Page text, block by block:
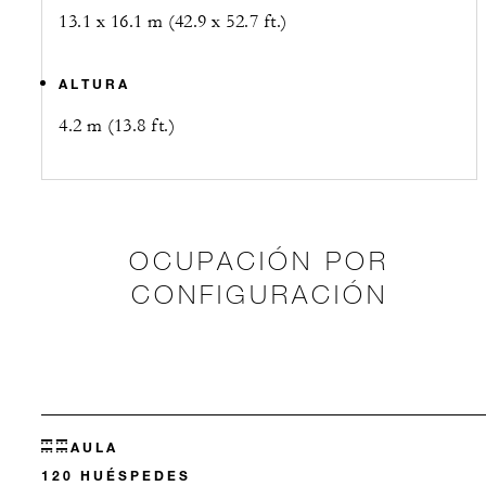
13.1 x 16.1 m (42.9 x 52.7 ft.)
ALTURA
4.2 m (13.8 ft.)
OCUPACIÓN POR
CONFIGURACIÓN
AULA
120 HUÉSPEDES